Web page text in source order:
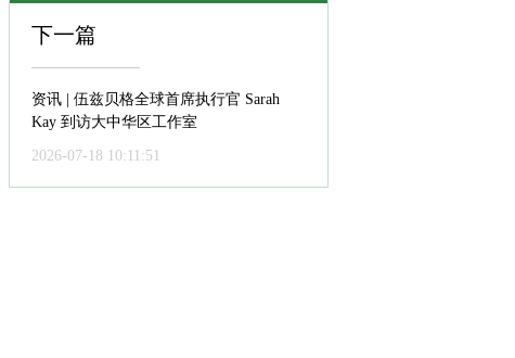
下一篇
资讯 | 伍兹贝格全球首席执行官 Sarah
Kay 到访大中华区工作室
2026-07-18 10:11:51